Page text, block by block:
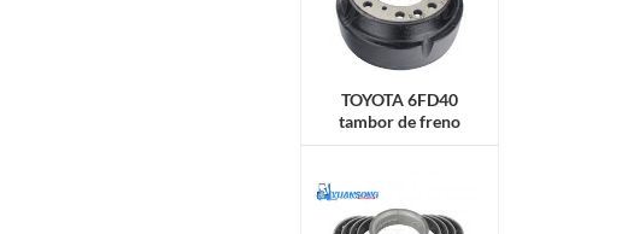
TOYOTA 6FD40
tambor de freno
42433-30551-71